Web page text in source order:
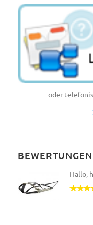
oder
BEWERTUNGEN
Hallo,